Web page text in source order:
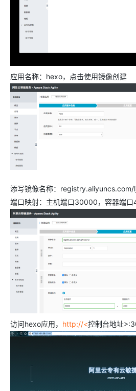
应用名称：hexo，点击使用镜像创建
添写镜像名称：registry.aliyuncs.com/
端口映射：主机端口30000，容器端
访问hexo应用， http://<控制台地址